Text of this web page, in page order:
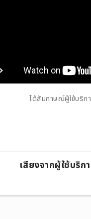
ได้สัมภาษณ์ผู้ใช้บริก
เสียงจากผู้ใช้บริก